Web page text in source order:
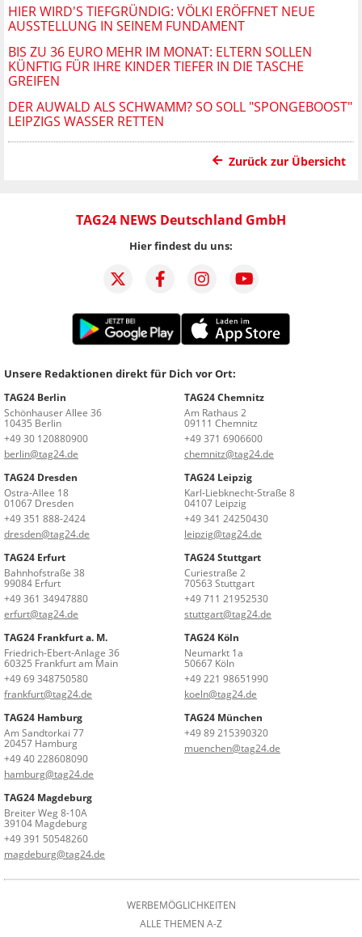
HIER WIRD'S TIEFGRÜNDIG: VÖLKI ERÖFFNET NEUE
AUSSTELLUNG IN SEINEM FUNDAMENT
BIS ZU 36 EURO MEHR IM MONAT: ELTERN SOLLEN
KÜNFTIG FÜR IHRE KINDER TIEFER IN DIE TASCHE
GREIFEN
DER AUWALD ALS SCHWAMM? SO SOLL "SPONGEBOOST"
LEIPZIGS WASSER RETTEN
Zurück zur Übersicht
TAG24 NEWS Deutschland GmbH
Hier findest du uns:
Unsere Redaktionen direkt für Dich vor Ort:
TAG24 Berlin
Schönhauser Allee 36
10435 Berlin
+49 30 120880900
berlin@tag24.de
TAG24 Chemnitz
Am Rathaus 2
09111 Chemnitz
+49 371 6906600
chemnitz@tag24.de
TAG24 Dresden
Ostra-Allee 18
01067 Dresden
+49 351 888-2424
dresden@tag24.de
TAG24 Leipzig
Karl-Liebknecht-Straße 8
04107 Leipzig
+49 341 24250430
leipzig@tag24.de
TAG24 Erfurt
Bahnhofstraße 38
99084 Erfurt
+49 361 34947880
erfurt@tag24.de
TAG24 Stuttgart
Curiestraße 2
70563 Stuttgart
+49 711 21952530
stuttgart@tag24.de
TAG24 Frankfurt a. M.
Friedrich-Ebert-Anlage 36
60325 Frankfurt am Main
+49 69 348750580
frankfurt@tag24.de
TAG24 Köln
Neumarkt 1a
50667 Köln
+49 221 98651990
koeln@tag24.de
TAG24 Hamburg
Am Sandtorkai 77
20457 Hamburg
+49 40 228608090
hamburg@tag24.de
TAG24 München
+49 89 215390320
muenchen@tag24.de
TAG24 Magdeburg
Breiter Weg 8-10A
39104 Magdeburg
+49 391 50548260
magdeburg@tag24.de
WERBEMÖGLICHKEITEN
ALLE THEMEN A-Z